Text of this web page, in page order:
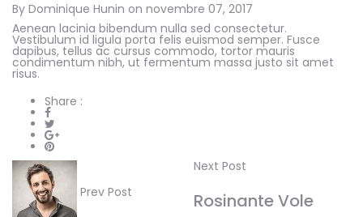
By Dominique Hunin on novembre 07, 2017
Aenean lacinia bibendum nulla sed consectetur.
Vestibulum id ligula porta felis euismod semper. Fusce
dapibus, tellus ac cursus commodo, tortor mauris
condimentum nibh, ut fermentum massa justo sit amet
risus.
Share :
Prev Post
Next Post
Rosinante Vole